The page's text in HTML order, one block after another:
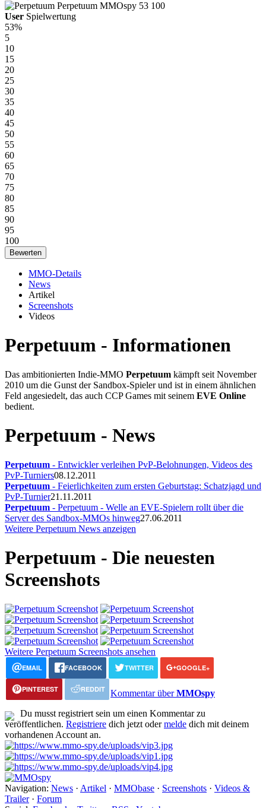
Perpetuum MMOspy 53 100
User Spielwertung
53%
5
10
15
20
25
30
35
40
45
50
55
60
65
70
75
80
85
90
95
100
MMO-Details
News
Artikel
Screenshots
Videos
Perpetuum - Informationen
Das ambitionierten Indie-MMO Perpetuum kämpft seit November
2010 um die Gunst der Sandbox-Spieler und ist in einem ähnlichen
Feld angesiedelt, das auch CCP Games mit seinem EVE Online
bedient.
Perpetuum - News
Perpetuum - Entwickler verleihen PvP-Belohnungen, Videos des
PvP-Turniers08.12.2011
Perpetuum - Feierlichkeiten zum ersten Geburtstag: Schatzjagd und
PvP-Turnier21.11.2011
Perpetuum - Perpetuum - Welle an EVE-Spielern rollt über die
Server des Sandbox-MMOs hinweg27.06.2011
Weitere Perpetuum News anzeigen
Perpetuum - Die neuesten
Screenshots
Weitere Perpetuum Screenshots ansehen
EMAIL FACEBOOK TWITTER GOOGLE+
PINTEREST REDDIT Kommentar überMMOspy
Du musst registriert sein um einen Kommentar zu
veröffentlichen. Registriere dich jetzt odermelde dich mit deinem
vorhandenen Account an.
Navigation: News · Artikel · MMObase · Screenshots · Videos &
Trailer· Forum